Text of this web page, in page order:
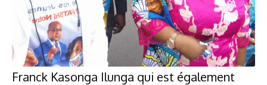
Franck Kasonga Ilunga qui est également